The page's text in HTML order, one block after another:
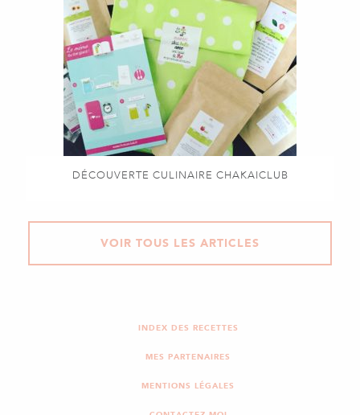
DÉCOUVERTE CULINAIRE CHAKAICLUB
VOIR TOUS LES ARTICLES
INDEX DES RECETTES
MES PARTENAIRES
MENTIONS LÉGALES